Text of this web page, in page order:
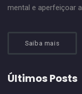
mental e aperfeiçoar
Saiba mais
Últimos Posts